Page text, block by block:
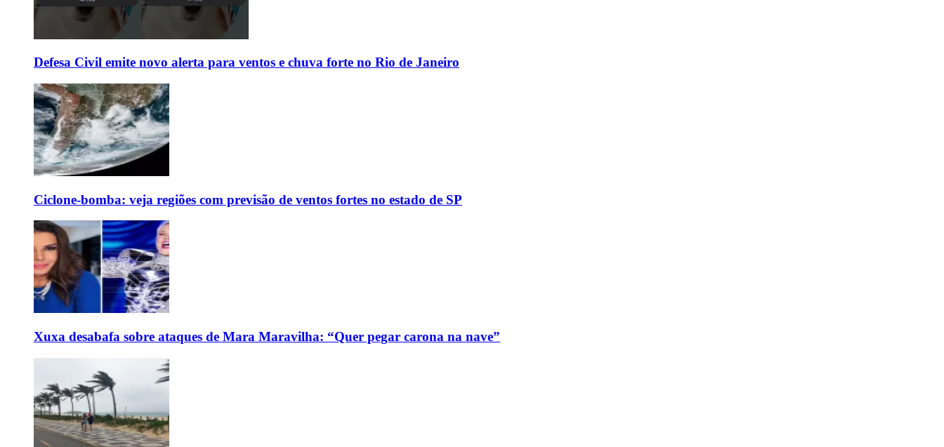
Defesa Civil emite novo alerta para ventos e chuva forte no Rio de Janeiro
Ciclone-bomba: veja regiões com previsão de ventos fortes no estado de SP
Xuxa desabafa sobre ataques de Mara Maravilha: “Quer pegar carona na nave”